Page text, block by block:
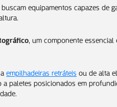
equipamentos capazes de
, um componente
empilhadeiras retráteis ou de alta
paletes posicionados em